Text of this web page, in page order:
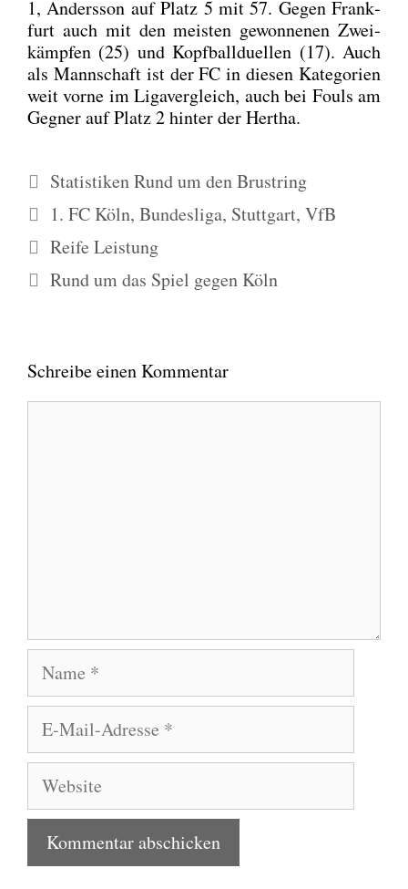
1, Anders­son auf Platz 5 mit 57. Gegen Frank­
furt auch mit den meis­ten gewon­ne­nen Zwei­
kämp­fen (25) und Kopf­ball­du­el­len (17). Auch
als Mann­schaft ist der FC in die­sen Kate­go­rien
weit vor­ne im Liga­ver­gleich, auch bei Fouls am
Geg­ner auf Platz 2 hin­ter der Her­tha.
Kategorien
Statistiken Rund um den Brustring
Schlagwörter
1. FC Köln, Bundesliga, Stuttgart, VfB
Reife Leistung
Rund um das Spiel gegen Köln
Schreibe einen Kommentar
Kommentar
Name
E-
Mail-
Adresse
Website